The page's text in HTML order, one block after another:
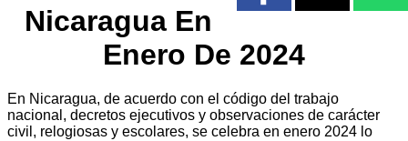
Nicaragua En
Enero De 2024
En Nicaragua, de acuerdo con el código del trabajo
nacional, decretos ejecutivos y observaciones de carácter
civil, relogiosas y escolares, se celebra en enero 2024 lo